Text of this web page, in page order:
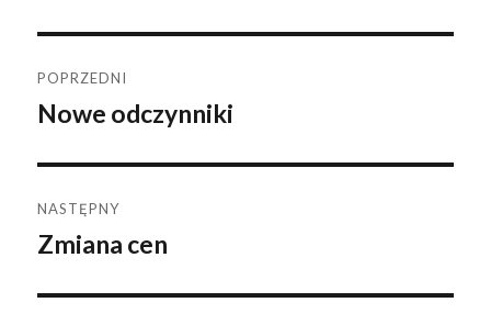
Nawigacja
wpisu
POPRZEDNI
Poprzedni
Nowe odczynniki
NASTĘPNY
Następny
Zmiana cen